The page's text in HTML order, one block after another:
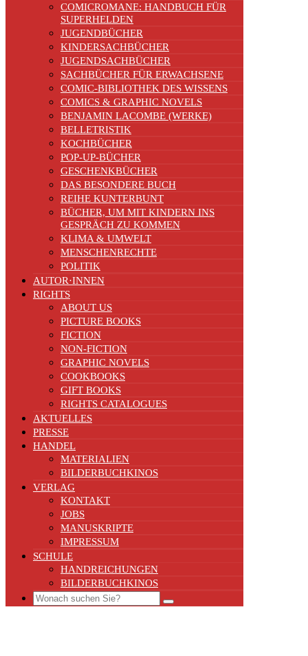
COMICROMANE: HANDBUCH FÜR
SUPERHELDEN
JUGENDBÜCHER
KINDERSACHBÜCHER
JUGENDSACHBÜCHER
SACHBÜCHER FÜR ERWACHSENE
COMIC-BIBLIOTHEK DES WISSENS
COMICS & GRAPHIC NOVELS
BENJAMIN LACOMBE (WERKE)
BELLETRISTIK
KOCHBÜCHER
POP-UP-BÜCHER
GESCHENKBÜCHER
DAS BESONDERE BUCH
REIHE KUNTERBUNT
BÜCHER, UM MIT KINDERN INS
GESPRÄCH ZU KOMMEN
KLIMA & UMWELT
MENSCHENRECHTE
POLITIK
AUTOR·INNEN
RIGHTS
ABOUT US
PICTURE BOOKS
FICTION
NON-FICTION
GRAPHIC NOVELS
COOKBOOKS
GIFT BOOKS
RIGHTS CATALOGUES
AKTUELLES
PRESSE
HANDEL
MATERIALIEN
BILDERBUCHKINOS
VERLAG
KONTAKT
JOBS
MANUSKRIPTE
IMPRESSUM
SCHULE
HANDREICHUNGEN
BILDERBUCHKINOS
Search